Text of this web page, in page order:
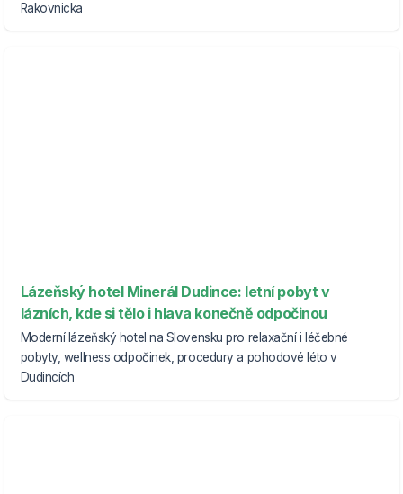
Rakovnicka
Lázeňský hotel Minerál Dudince: letní pobyt v
lázních, kde si tělo i hlava konečně odpočinou
Moderní lázeňský hotel na Slovensku pro relaxační i léčebné
pobyty, wellness odpočinek, procedury a pohodové léto v
Dudincích